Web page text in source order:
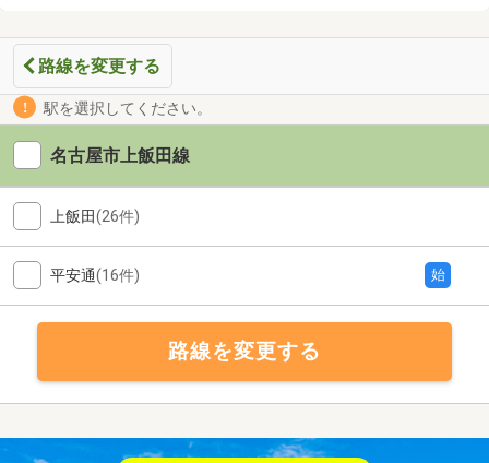
トをチェックしましょう。
路線を変更する
駅を選択してください。
名古屋市上飯田線
上飯田(26件)
平安通(16件) 始
路線を変更する